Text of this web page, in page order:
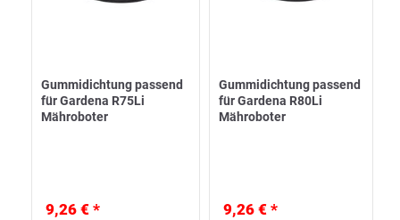
Gummidichtung passend
für Gardena R75Li
Mähroboter
9,26 € *
Gummidichtung passend
für Gardena R80Li
Mähroboter
9,26 € *